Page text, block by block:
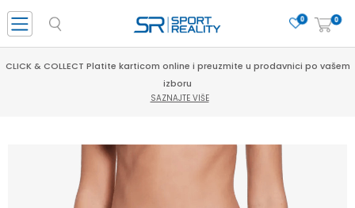
0
0
CLICK & COLLECT Platite karticom online i preuzmite u prodavnici po vašem
izboru
SAZNAJTE VIŠE